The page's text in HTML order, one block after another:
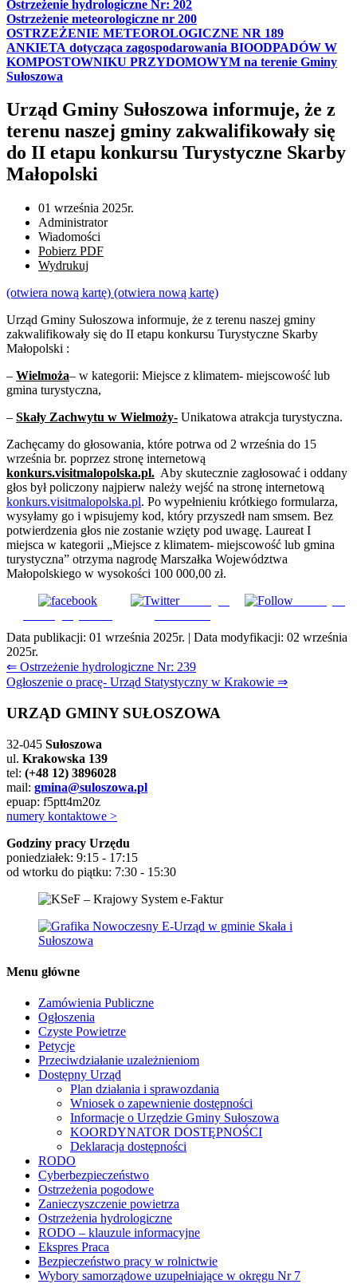
Ostrzeżenie hydrologiczne Nr: 202
Ostrzeżenie meteorologiczne nr 200
OSTRZEŻENIE METEOROLOGICZNE NR 189
ANKIETA dotycząca zagospodarowania BIOODPADÓW W
KOMPOSTOWNIKU PRZYDOMOWYM na terenie Gminy
Sułoszowa
Urząd Gminy Sułoszowa informuje, że z
terenu naszej gminy zakwalifikowały się
do II etapu konkursu Turystyczne Skarby
Małopolski
01 września 2025r.
Administrator
Wiadomości
Pobierz PDF
Wydrukuj
(otwiera nową kartę) (otwiera nową kartę)
Urząd Gminy Sułoszowa informuje, że z terenu naszej gminy
zakwalifikowały się do II etapu konkursu Turystyczne Skarby
Małopolski :
– Wielmoża– w kategorii: Miejsce z klimatem- miejscowość lub
gmina turystyczna,
– Skały Zachwytu w Wielmoży- Unikatowa atrakcja turystyczna.
Zachęcamy do głosowania, które potrwa od 2 września do 15
września br. poprzez stronę internetową
konkurs.visitmalopolska.pl. Aby skutecznie zagłosować i oddany
głos był policzony najpierw należy wejść na stronę internetową
konkurs.visitmalopolska.pl. Po wypełnieniu krótkiego formularza,
wysyłamy go i wpisujemy kod, który przyszedł nam smsem. Bez
potwierdzenia głos nie zostanie wzięty pod uwagę. Laureat I
miejsca w kategorii „Miejsce z klimatem- miejscowość lub gmina
turystyczna” otrzyma nagrodę Marszałka Województwa
Małopolskiego w wysokości 100 000,00 zł.
Udostępnij
Subskrybuj
Data publikacji: 01 września 2025r. | Data modyfikacji: 02 września
2025r.
Nawigacja
wpisu
⇐ Ostrzeżenie hydrologiczne Nr: 239
Ogłoszenie o pracę- Urząd Statystyczny w Krakowie ⇒
URZĄD GMINY SUŁOSZOWA
32-045 Sułoszowa
ul. Krakowska 139
tel: (+48 12) 3896028
mail: gmina@suloszowa.pl
epuap: f5ptt4m20z
numery kontaktowe >
Godziny pracy Urzędu
poniedziałek: 9:15 - 17:15
od wtorku do piątku: 7:30 - 15:30
Menu główne
Zamówienia Publiczne
Ogłoszenia
Czyste Powietrze
Petycje
Przeciwdziałanie uzależnieniom
Dostępny Urząd
Plan działania i sprawozdania
Wniosek o zapewnienie dostępności
Informacje o Urzędzie Gminy Sułoszowa
KOORDYNATOR DOSTĘPNOŚCI
Deklaracja dostępności
RODO
Cyberbezpieczeństwo
Ostrzeżenia pogodowe
Zanieczyszczenie powietrza
Ostrzeżenia hydrologiczne
RODO – klauzule informacyjne
Ekspres Praca
Bezpieczeństwo pracy w rolnictwie
Wybory samorządowe uzupełniające w okręgu Nr 7